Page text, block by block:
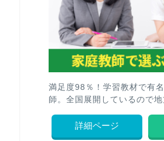
満足度98％！学習教材で有
師。全国展開しているので地
詳細ページ